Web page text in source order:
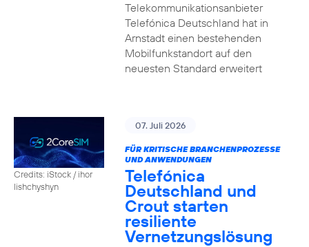
Telekommunikationsanbieter
Telefónica Deutschland hat in
Arnstadt einen bestehenden
Mobilfunkstandort auf den
neuesten Standard erweitert
Credits: iStock / ihor
lishchyshyn
07. Juli 2026
FÜR KRITISCHE BRANCHENPROZESSE
UND ANWENDUNGEN
Telefónica
Deutschland und
Crout starten
resiliente
Vernetzungslösung